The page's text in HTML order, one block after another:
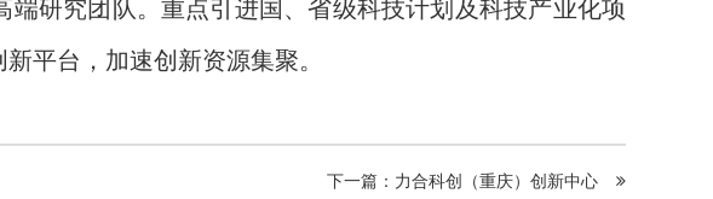
研究团队。重点引进国、省级科技计划及科技产业化项
平台，加速创新资源集聚。
下一篇：力合科创（重庆）创新中心